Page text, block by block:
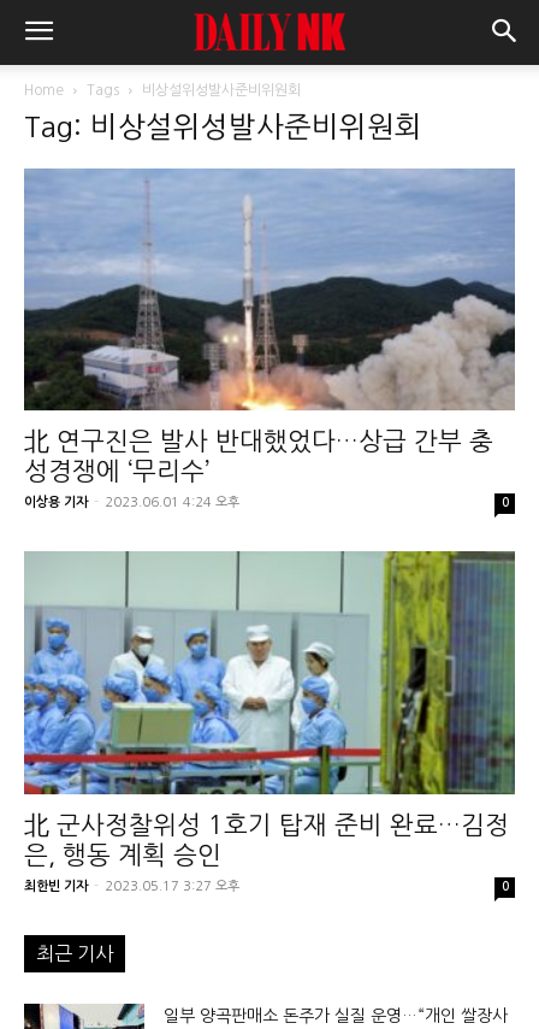
Home Tags 비상설위성발사준비위원회
Tag: 비상설위성발사준비위원회
北 연구진은 발사 반대했었다…상급 간부 충
성경쟁에 ‘무리수’
이상용 기자 - 2023.06.01 4:24 오후 0
北 군사정찰위성 1호기 탑재 준비 완료…김정
은, 행동 계획 승인
최한빈 기자 - 2023.05.17 3:27 오후 0
최근 기사
일부 양곡판매소 돈주가 실질 운영…“개인 쌀장사